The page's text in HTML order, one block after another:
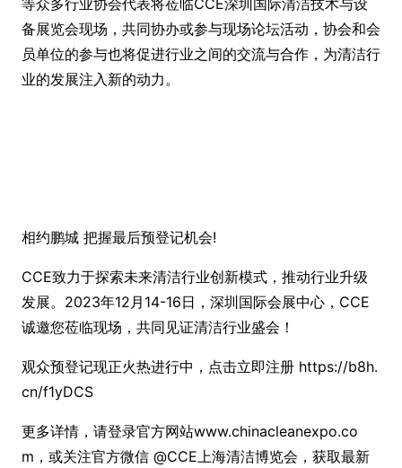
等众多行业协会代表将莅临CCE深圳国际清洁技术与设
备展览会现场，共同协办或参与现场论坛活动，协会和会
员单位的参与也将促进行业之间的交流与合作，为清洁行
业的发展注入新的动力。
相约鹏城 把握最后预登记机会!
CCE致力于探索未来清洁行业创新模式，推动行业升级
发展。2023年12月14-16日，深圳国际会展中心，CCE
诚邀您莅临现场，共同见证清洁行业盛会！
观众预登记现正火热进行中，点击立即注册 https://b8h.
cn/f1yDCS
更多详情，请登录官方网站www.chinacleanexpo.co
m，或关注官方微信 @CCE上海清洁博览会，获取最新